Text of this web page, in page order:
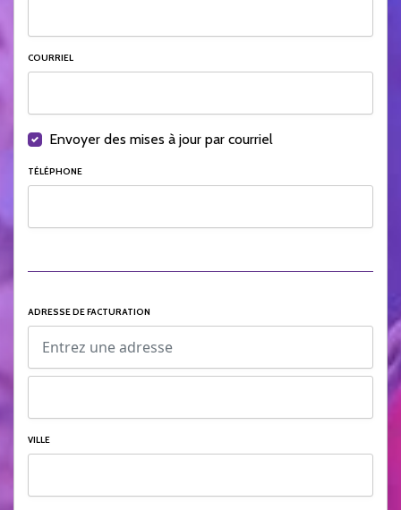
COURRIEL
Envoyer des mises à jour par courriel
TÉLÉPHONE
ADRESSE DE FACTURATION
VILLE